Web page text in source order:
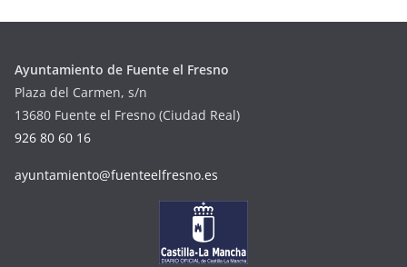
Ayuntamiento de Fuente el Fresno
Plaza del Carmen, s/n
13680 Fuente el Fresno (Ciudad Real)
926 80 60 16
ayuntamiento@fuenteelfresno.es